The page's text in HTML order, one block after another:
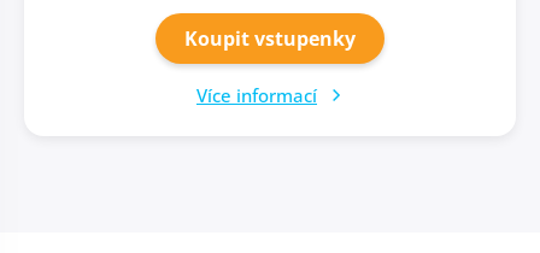
Koupit vstupenky
Více informací